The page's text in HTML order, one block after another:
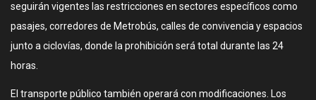
seguirán vigentes las restricciones en sectores específicos como
pasajes, corredores de Metrobús, calles de convivencia y espacios
junto a ciclovías, donde la prohibición será total durante las 24
horas.
El transporte público también operará con modificaciones. Los